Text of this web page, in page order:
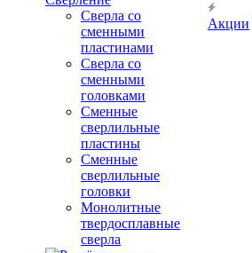
Сверла со
сменными
пластинами
Сверла со
сменными
головками
Сменные
сверлильные
пластины
Сменные
сверлильные
головки
Монолитные
твердосплавные
сверла
Акции